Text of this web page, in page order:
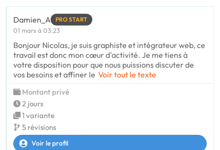
Damien_A PRO START
01 mars à 03:23
Bonjour Nicolas, je suis graphiste et intégrateur web, ce
travail est donc mon cœur d'activité. Je me tiens à
votre disposition pour que nous puissions discuter de
vos besoins et affiner le Voir tout le texte
Montant privé
2 jours
1 variante
5 révisions
Voir le profil